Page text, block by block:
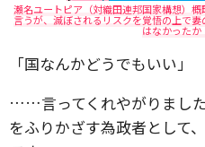
瀬名ユートピア（対織田連邦国家構想）
言うが、滅ぼされるリスクを覚悟の上で
はなかったか
「国なんかどうでもいい」
……言ってくれやがりまし
をふりかざす為政者として